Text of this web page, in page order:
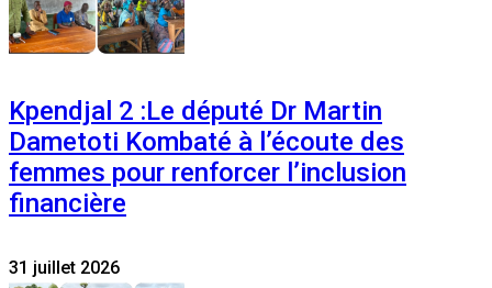
Kpendjal 2 :Le député Dr Martin
Dametoti Kombaté à l’écoute des
femmes pour renforcer l’inclusion
financière
31 juillet 2026